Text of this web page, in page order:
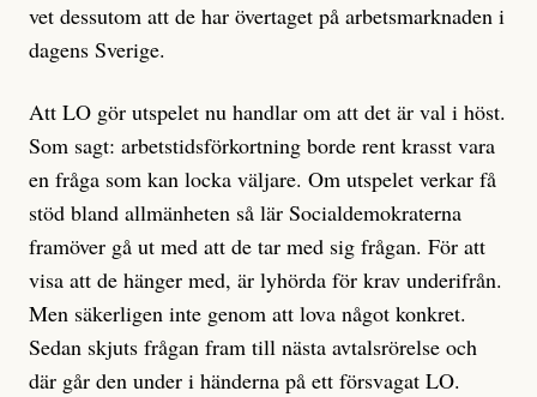
vet dessutom att de har övertaget på arbetsmarknaden i
dagens Sverige.
Att LO gör utspelet nu handlar om att det är val i höst.
Som sagt: arbetstidsförkortning borde rent krasst vara
en fråga som kan locka väljare. Om utspelet verkar få
stöd bland allmänheten så lär Socialdemokraterna
framöver gå ut med att de tar med sig frågan. För att
visa att de hänger med, är lyhörda för krav underifrån.
Men säkerligen inte genom att lova något konkret.
Sedan skjuts frågan fram till nästa avtalsrörelse och
där går den under i händerna på ett försvagat LO.